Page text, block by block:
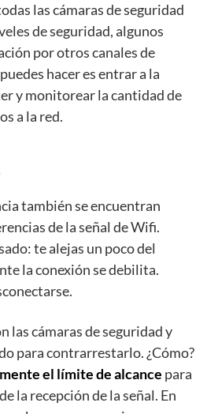
las cámaras de seguridad
de seguridad, algunos
por otros canales de
hacer es entrar a la
y monitorear la cantidad de
a la red.
también se encuentran
de la señal de Wifi.
te alejas un poco del
la conexión se debilita.
las cámaras de seguridad y
para contrarrestarlo. ¿Cómo?
el límite de alcance para
la recepción de la señal. En